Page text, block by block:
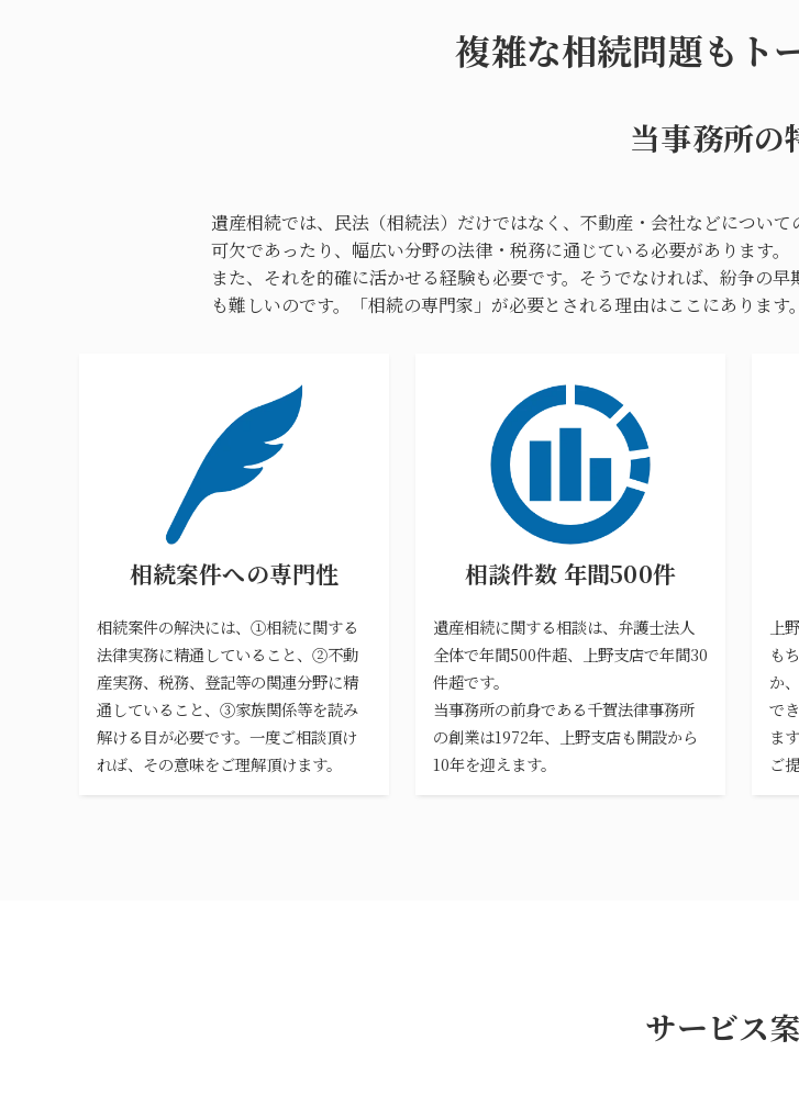
複雑な相続問題もト
当事務所の
遺産相続では、民法（相続法）だけではなく、不動産・会社などについ
可欠であったり、幅広い分野の法律・税務に通じている必要があります。
また、それを的確に活かせる経験も必要です。そうでなければ、紛争の
も難しいのです。「相続の専門家」が必要とされる理由はここにあります。
相続案件への専門性
相続案件の解決には、①相続に関する
法律実務に精通していること、②不動
産実務、税務、登記等の関連分野に精
通していること、③家族関係等を読み
解ける目が必要です。一度ご相談頂け
れば、その意味をご理解頂けます。
相談件数 年間500件
遺産相続に関する相談は、弁護士法人
全体で年間500件超、上野支店で年間30
件超です。
当事務所の前身である千賀法律事務所
の創業は1972年、上野支店も開設から
10年を迎えます。
上
も
か
で
ま
ご
サービス